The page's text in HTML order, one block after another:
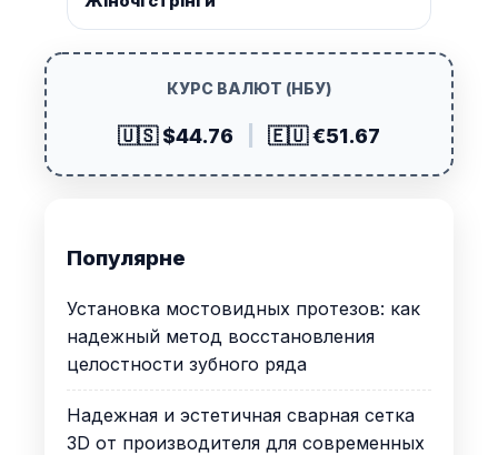
КУРС ВАЛЮТ (НБУ)
🇺🇸 $44.76 🇪🇺 €51.67
Популярне
Установка мостовидных протезов: как
надежный метод восстановления
целостности зубного ряда
Надежная и эстетичная сварная сетка
3D от производителя для современных